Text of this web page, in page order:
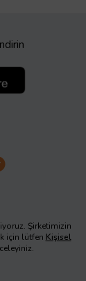
Şirketimizin
için lütfen Kişisel